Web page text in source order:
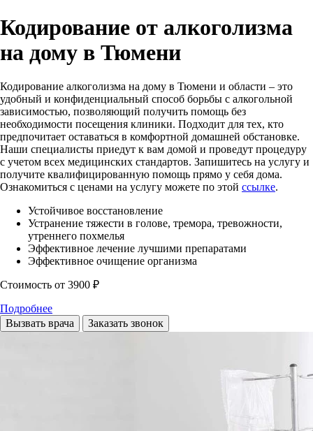
Кодирование от алкоголизма
на дому в Тюмени
Кодирование алкоголизма на дому в Тюмени и области – это
удобный и конфиденциальный способ борьбы с алкогольной
зависимостью, позволяющий получить помощь без
необходимости посещения клиники. Подходит для тех, кто
предпочитает оставаться в комфортной домашней обстановке.
Наши специалисты приедут к вам домой и проведут процедуру
с учетом всех медицинских стандартов. Запишитесь на услугу и
получите квалифицированную помощь прямо у себя дома.
Ознакомиться с ценами на услугу можете по этой ссылке.
Устойчивое восстановление
Устранение тяжести в голове, тремора, тревожности,
утреннего похмелья
Эффективное лечение лучшими препаратами
Эффективное очищение организма
Стоимость от 3900 ₽
Подробнее
Вызвать врача
Заказать звонок